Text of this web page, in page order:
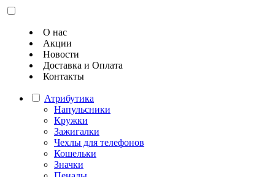
О нас
Акции
Новости
Доставка и Оплата
Контакты
Атрибутика
Напульсники
Кружки
Зажигалки
Чехлы для телефонов
Кошельки
Значки